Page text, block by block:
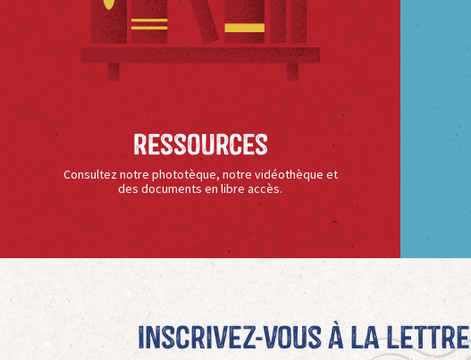
Ressources
Consultez notre phototèque, notre vidéothèque et
des documents en libre accès.
Inscrivez-vous à La Lettre